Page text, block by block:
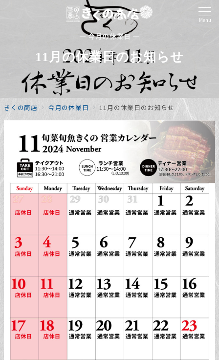
Menu
— 今月の休業日 —
11月の休業日のお知らせ
きくの商店 今月の休業日 11月の休業日のお知らせ